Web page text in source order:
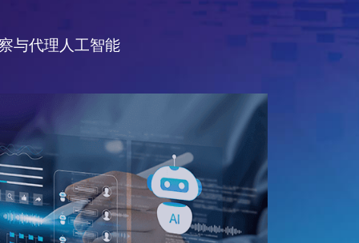
与代理人工智能